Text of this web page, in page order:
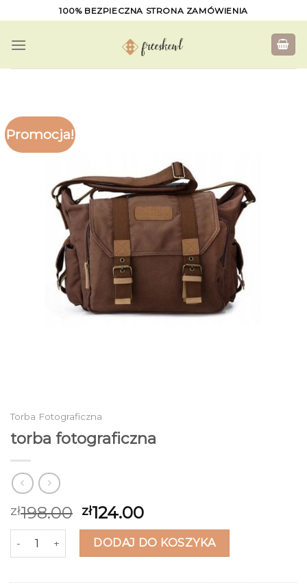
to
content
100% BEZPIECZNA STRONA ZAMÓWIENIA
Promocja!
Torba Fotograficzna
torba fotograficzna
zł198.00 zł124.00
ilość torba fotograficznaDODAJ DO KOSZYKA